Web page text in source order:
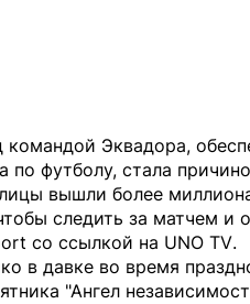
Эквадора,
по футболу, стала
вышли более
следить за матчем и
со ссылкой на UNO TV.
в давке во время
"Ангел